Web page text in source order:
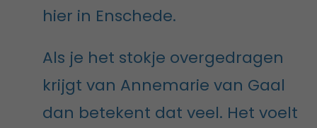
hier in Enschede.
Als je het stokje overgedragen
krijgt van Annemarie van Gaal
dan betekent dat veel. Het voelt